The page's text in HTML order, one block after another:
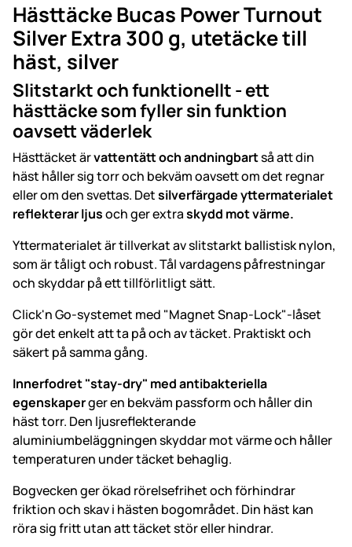
Hästtäcke Bucas Power Turnout
Silver Extra 300 g, utetäcke till
häst, silver
Slitstarkt och funktionellt - ett
hästtäcke som fyller sin funktion
oavsett väderlek
Hästtäcket ärvattentätt och andningbartså att din
häst håller sig torr och bekväm oavsett om det regnar
eller om den svettas. Detsilverfärgade yttermaterialet
reflekterar ljusoch ger extraskydd mot värme.
Yttermaterialet är tillverkat av slitstarkt ballistisk nylon,
som är tåligt och robust. Tål vardagens påfrestningar
och skyddar på ett tillförlitligt sätt.
Click'n Go-systemet med "Magnet Snap-Lock"-låset
gör det enkelt att ta på och av täcket. Praktiskt och
säkert på samma gång.
Innerfodret "stay-dry" med antibakteriella
egenskaperger en bekväm passform och håller din
häst torr. Den ljusreflekterande
aluminiumbeläggningen skyddar mot värme och håller
temperaturen under täcket behaglig.
Bogvecken ger ökad rörelsefrihet och förhindrar
friktion och skav i hästen bogområdet. Din häst kan
röra sig fritt utan att täcket stör eller hindrar.